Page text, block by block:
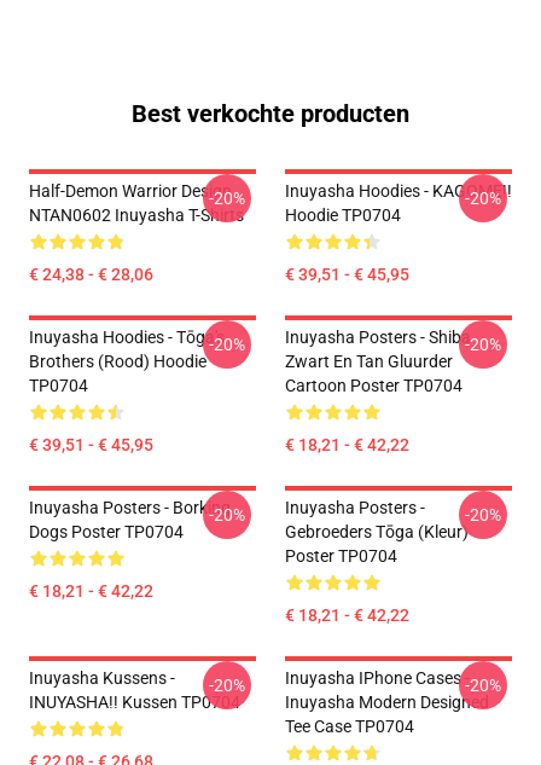
Best verkochte producten
Half-Demon Warrior Design
NTAN0602 Inuyasha T-Shirts
€ 24,38 - € 28,06
-20%
Inuyasha Hoodies - KAGOME!!
Hoodie TP0704
€ 39,51 - € 45,95
-20%
Inuyasha Hoodies - Tōga's
Brothers (rood) Hoodie
TP0704
€ 39,51 - € 45,95
-20%
Inuyasha Posters - Shiba
Zwart En Tan Gluurder
Cartoon Poster TP0704
€ 18,21 - € 42,22
-20%
Inuyasha Posters - Borking
Dogs Poster TP0704
€ 18,21 - € 42,22
-20%
Inuyasha Posters -
Gebroeders Tōga (kleur)
Poster TP0704
€ 18,21 - € 42,22
-20%
Inuyasha Kussens -
INUYASHA!! Kussen TP0704
-20%
Inuyasha IPhone Cases -
Inuyasha Modern Designed
Tee Case TP0704
-20%